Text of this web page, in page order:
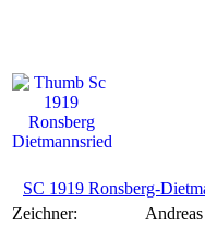
SC 1919 Ronsberg-
Zeichner: